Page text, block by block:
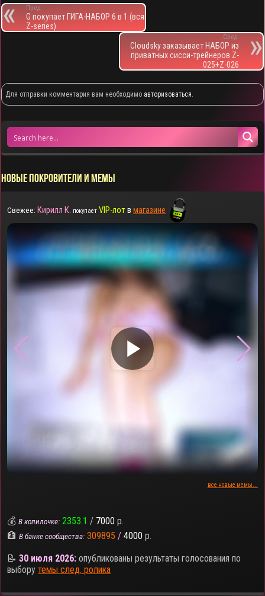
Пред.
G покупает ГИГА-НАБОР 6 в 1 (вся
Z-series)
След.
Cloudsky заказывает НАБОР из
приватных сисси-трейнеров Z-
025+Z-026
Для отправки комментария вам необходимо авторизоваться.
НОВЫЕ ПОКРОВИТЕЛИ И МЕМЫ
Свежее: Кирилл К. покупает VIP-лотвмагазине
▶
все новые мемы...
💰В копилочке: 2353.1 / 7000 р.
🏦В банке сообщества: 309895 / 4000 р.
📝30 июля 2026: опубликованы результаты голосования по
выборутемы след. ролика